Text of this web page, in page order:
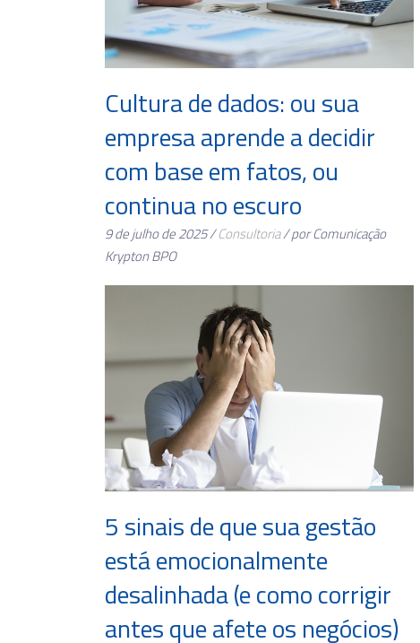
Cultura de dados: ou sua
empresa aprende a decidir
com base em fatos, ou
continua no escuro
9 de julho de 2025 /Consultoria/ por Comunicação
Krypton BPO
5 sinais de que sua gestão
está emocionalmente
desalinhada (e como corrigir
antes que afete os negócios)